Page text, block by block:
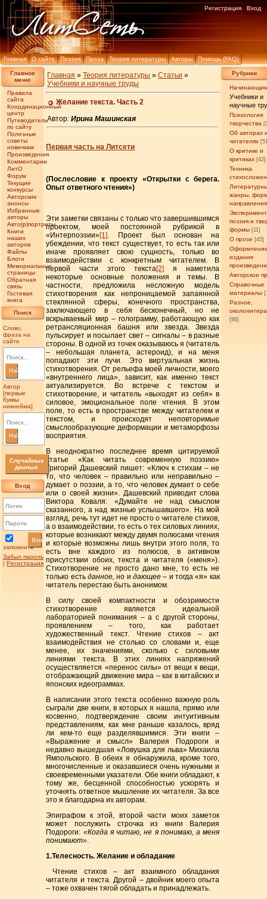
Главная О сайте Поэзия Проза Теория литературы Авторы Помощь (FAQ)
Регистрация Вход
Главное
меню
Правила
сайта
Координационный
центр
Путеводитель
по сайту
Полезные
советы
новичкам
Произведения
Комментарии
ЛитО
Форум
Текущие
конкурсы
Авторские
анонсы
Избранные
авторы
Авто(р)портреты
Книги
наших
авторов
Файлы
Блоги
Мемориальные
страницы
Обратная
связь
Гостевая
книга
Поиск
Слово,
фраза на
сайте
Найти
Автор
[первые
буквы
никнейма]
Найти
Случайные
данные
Вход
запомнить
Вход
Забыл пароль
| Регистрация
Рубрики
Учебники и
научные
Психология
творчества
Об авторах
читателях
О критике и
критиках [42]
Техника
жанры,
направления
поэзия и
формы [11]
О прозе [45]
издание
Авторское
Справочные
материалы
Разное,
[86]
Главная »Теория литературы »Статьи »
Учебники и научные труды
Желание текста. Часть 2
Автор:Ирина Машинская
Первая часть на Литсети
(Послесловие к проекту «Открытки с берега.
Опыт ответного чтения»)
Эти заметки связаны с только что завершившимся
проектом, моей постоянной рубрикой в
«Интерпоэзии»[1]. Проект был основан на
убеждении, что текст существует, то есть так или
иначе проявляет свою сущность, только во
взаимодействии с конкретным читателем. В
первой части этого текста[2]
я наметила
некоторые основные положения и темы. В
частности, предложила несложную модель
стихотворения как непроницаемой запаянной
стеклянной сферы, конечного пространства,
заключающего в себя бесконечный, но не
вскрываемый мир – голограмму, работающую как
ретрансляционная башня или звезда. Звезда
пульсирует и посылает свет – сигналы – в разные
стороны. В одной из точек оказываюсь я (читатель
– небольшая планета, астероид), и на меня
попадают эти лучи. Это виртуальная жизнь
стихотворения. От рельефа моей личности, моего
«внутреннего лица», зависит, как именно текст
актуализируется. Во встрече с текстом и
стихотворение, и читатель «выходят из себя» в
силовое, эмоциональное поле чтения. В этом
поле, то есть в пространстве между читателем и
текстом, и происходят неповторимые
смыслообразующие деформации и метаморфозы
восприятия.
В неоднократно последнее время цитируемой
статье «Как читать современную поэзию»
Григорий Дашевский пишет: «Ключ к стихам – не
то, что человек – правильно или неправильно –
думает о поэзии, а то, что человек думает о себе
или о своей жизни». Дашевский приводит слова
Виктора Коваля: «Думайте не над смыслом
сказанного, а над жизнью услышавшего». На мой
взгляд, речь тут идет не просто о читателе стихов,
а о взаимодействии, то есть о тех силовых линиях,
которые возникают между двумя полюсами чтения
и которые возможны лишь внутри этого поля, то
есть вне каждого из полюсов, в активном
присутствии обоих, текста и читателя («меня»).
Стихотворение не просто дано мне, то есть не
только естьданное, но и дающее– и тогда «я» как
читатель перестаю быть анонимом.
В силу своей компактности и обозримости
стихотворение является идеальной
лабораторией понимания – а с другой стороны,
проявлением – того, как работает
художественный текст. Чтение стихов – акт
взаимодействия не столько со словами и, еще
менее, их значениями, сколько с силовыми
линиями текста. В этих линиях напряжений
осуществляется «перенос силы» от вещи к вещи,
отображающий движение мира – как в китайских и
японских идеограммах.
В написании этого текста особенно важную роль
сыграли две книги, в которых я нашла, прямо или
косвенно, подтверждение своим интуитивным
представлениям, как мне раньше казалось, вряд
ли кем-то еще разделявшимися. Эти книги –
«Выражение и смысл» Валерия Подороги и
недавно вышедшая «Ловушка для льва» Михаила
Ямпольского. В обеих я обнаружила, кроме того,
многочисленные и оказавшиеся очень нужными и
своевременными указатели. Обе книги обладают, к
тому же, бесценной способностью ускорять и
уточнять ответное мышление их читателя. За все
это я благодарна их авторам.
Эпиграфом к этой, второй части моих заметок
может послужить строчка из книги Валерия
Подороги: «Когда я читаю, не я понимаю, а меня
понимают».
1.Телесность. Желание и обладание
Чтение стихов – акт взаимного обладания
читателя и текста. Другой – двойник моего опыта
– тоже охвачен тягой обладать и принадлежать.